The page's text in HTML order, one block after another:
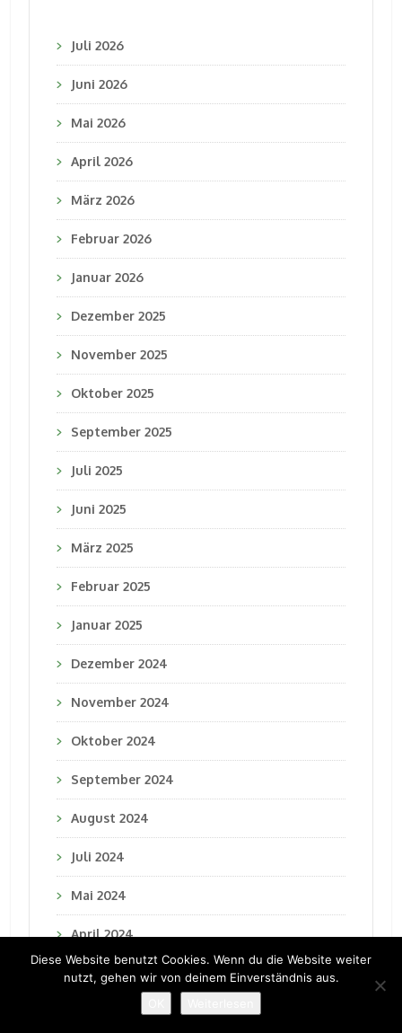
Juli 2026
Juni 2026
Mai 2026
April 2026
März 2026
Februar 2026
Januar 2026
Dezember 2025
November 2025
Oktober 2025
September 2025
Juli 2025
Juni 2025
März 2025
Februar 2025
Januar 2025
Dezember 2024
November 2024
Oktober 2024
September 2024
August 2024
Juli 2024
Mai 2024
April 2024
Februar 2024
Januar 2024
Diese Website benutzt Cookies. Wenn du die Website weiter
nutzt, gehen wir von deinem Einverständnis aus.